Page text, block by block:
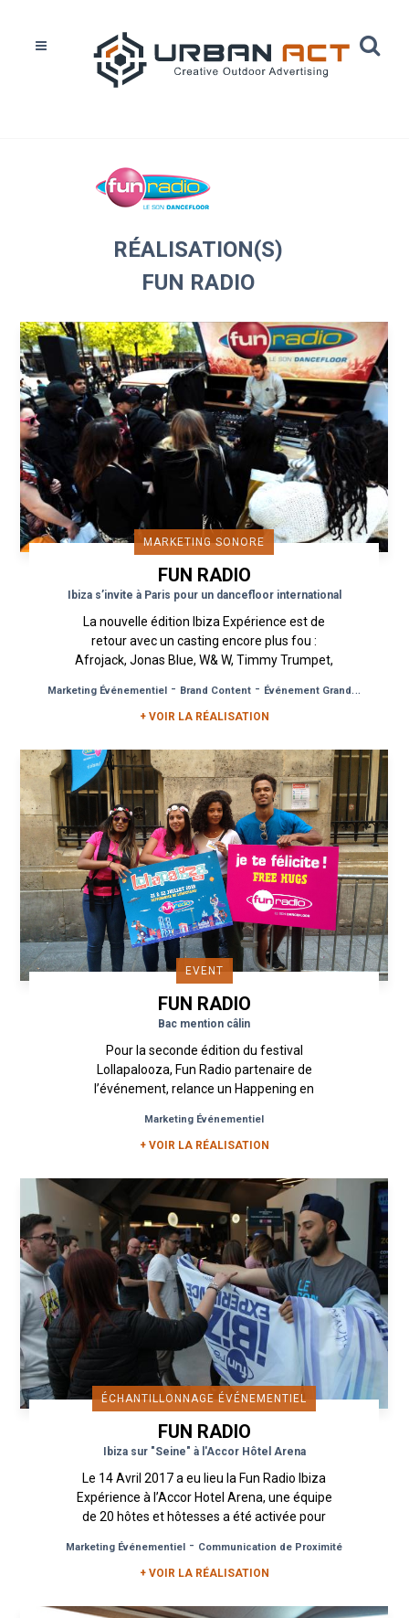
RÉALISATION(S)
FUN RADIO
MARKETING SONORE
FUN RADIO
Ibiza s’invite à Paris pour un dancefloor international
La nouvelle édition Ibiza Expérience est de
retour avec un casting encore plus fou :
Afrojack, Jonas Blue, W& W, Timmy Trumpet,
Marketing Événementiel - Brand Content - Événement Grand Public
+ VOIR LA RÉALISATION
EVENT
FUN RADIO
Bac mention câlin
Pour la seconde édition du festival
Lollapalooza, Fun Radio partenaire de
l’événement, relance un Happening en
a...
Marketing Événementiel
+ VOIR LA RÉALISATION
ÉCHANTILLONNAGE ÉVÉNEMENTIEL
FUN RADIO
Ibiza sur "Seine" à l'Accor Hôtel Arena
Le 14 Avril 2017 a eu lieu la Fun Radio Ibiza
Expérience à l’Accor Hotel Arena, une équipe
de 20 hôtes et hôtesses a été activée pour
Marketing Événementiel - Communication de Proximité
+ VOIR LA RÉALISATION